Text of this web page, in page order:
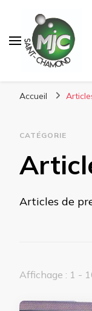
Accueil
CATÉGORIE
Articles de
Affichage : 1 -